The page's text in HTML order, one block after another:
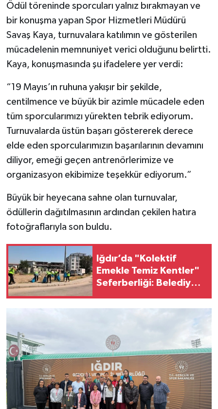
Ödül töreninde sporcuları yalnız bırakmayan ve
bir konuşma yapan Spor Hizmetleri Müdürü
Savaş Kaya, turnuvalara katılımın ve gösterilen
mücadelenin memnuniyet verici olduğunu belirtti.
Kaya, konuşmasında şu ifadelere yer verdi:
“19 Mayıs’ın ruhuna yakışır bir şekilde,
centilmence ve büyük bir azimle mücadele eden
tüm sporcularımızı yürekten tebrik ediyorum.
Turnuvalarda üstün başarı göstererek derece
elde eden sporcularımızın başarılarının devamını
diliyor, emeği geçen antrenörlerimize ve
organizasyon ekibimize teşekkür ediyorum.”
Büyük bir heyecana sahne olan turnuvalar,
ödüllerin dağıtılmasının ardından çekilen hatıra
fotoğraflarıyla son buldu.
Iğdır’da "Kolektif
Emekle Temiz Kentler"
Seferberliği: Belediye
Başlattı